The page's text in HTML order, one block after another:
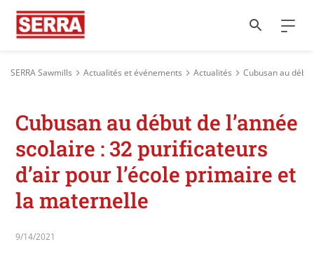
SERRA Sawmills Actualités et événements Actualités Cubusan au
Cubusan au début de l’année
scolaire : 32 purificateurs
d’air pour l’école primaire et
la maternelle
9/14/2021